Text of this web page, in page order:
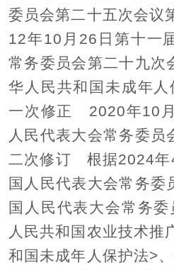
委员会第二十五次会
12年10月26日第十一
常务委员会第二十九次
华人民共和国未成年
一次修正 2020年10
人民代表大会常务委员
二次修订 根据2024年
国人民代表大会常务委
国人民代表大会常务
人民共和国农业技术推
和国未成年人保护法>